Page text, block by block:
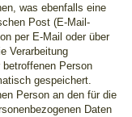
was ebenfalls eine
Post (E-Mail-
per E-Mail oder über
Verarbeitung
Person
gespeichert.
Person an den für die
Daten